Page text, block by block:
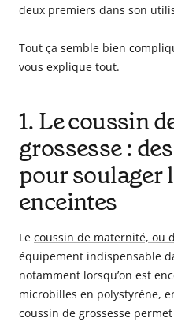
deux premiers dans son
Tout ça semble bien
vous explique tout.
1. Le coussin
grossesse :
pour soulager
enceintes
Le coussin de maternité, ou
équipement indispensable
notamment lorsqu’on est
microbilles en polystyrène,
coussin de grossesse